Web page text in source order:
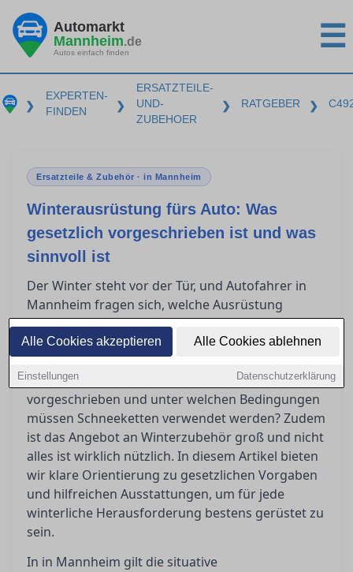
Alle Cookies akzeptieren Alle Cookies ablehnen
Einstellungen Datenschutzerklärung
Automarkt
Mannheim.de
Autos einfach finden ☰
❯
EXPERTEN-
FINDEN
❯
ERSATZTEILE-
UND-
ZUBEHOER
❯ RATGEBER ❯
Ersatzteile & Zubehör · in Mannheim
Winterausrüstung fürs Auto: Was
gesetzlich vorgeschrieben ist und was
sinnvoll ist
Der Winter steht vor der Tür, und Autofahrer in
Mannheim fragen sich, welche Ausrüstung
entscheidend ist, um sicher durch die kalte
Jahreszeit zu kommen. Die situative
Winterreifenpflicht wirft immer wieder Fragen
auf: Wann genau sind Winterreifen
vorgeschrieben und unter welchen Bedingungen
müssen Schneeketten verwendet werden? Zudem
ist das Angebot an Winterzubehör groß und nicht
alles ist wirklich nützlich. In diesem Artikel bieten
wir klare Orientierung zu gesetzlichen Vorgaben
und hilfreichen Ausstattungen, um für jede
winterliche Herausforderung bestens gerüstet zu
sein.
In in Mannheim gilt die situative